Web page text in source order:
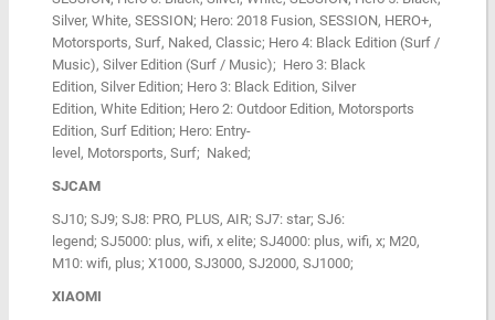
Silver, White, SESSION; Hero: 2018 Fusion, SESSION, HERO+,
Motorsports, Surf, Naked, Classic; Hero 4: Black Edition (Surf /
Music), Silver Edition (Surf / Music); Hero 3: Black
Edition, Silver Edition; Hero 3: Black Edition, Silver
Edition, White Edition; Hero 2: Outdoor Edition, Motorsports
Edition, Surf Edition; Hero: Entry-
level, Motorsports, Surf; Naked;
SJCAM
SJ10; SJ9; SJ8: PRO, PLUS, AIR; SJ7: star; SJ6:
legend; SJ5000: plus, wifi, x elite; SJ4000: plus, wifi, x; M20,
M10: wifi, plus; X1000, SJ3000, SJ2000, SJ1000;
XIAOMI